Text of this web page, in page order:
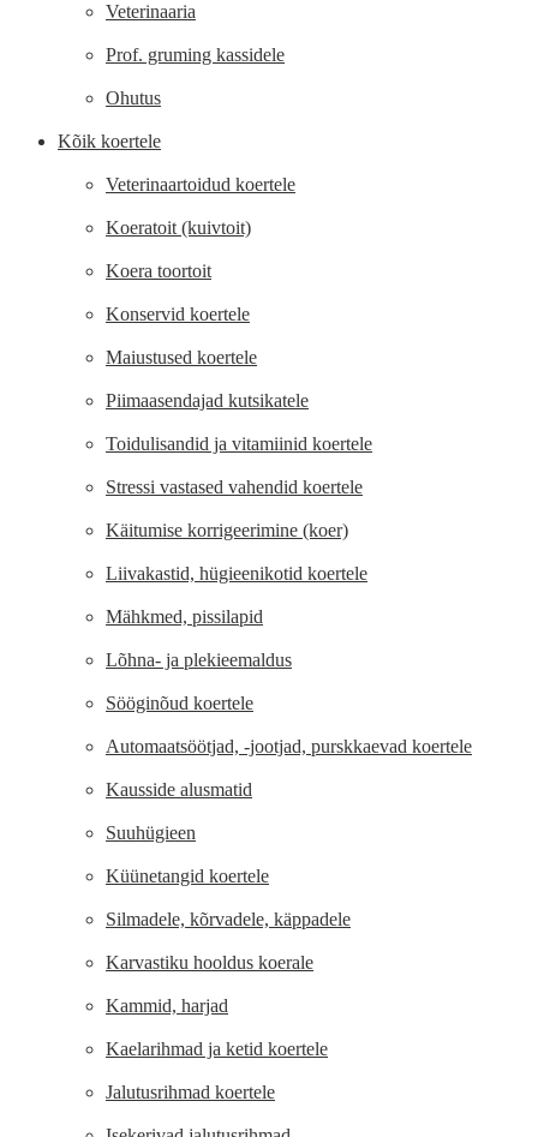
Veterinaaria
Prof. gruming kassidele
Ohutus
Kõik koertele
Veterinaartoidud koertele
Koeratoit (kuivtoit)
Koera toortoit
Konservid koertele
Maiustused koertele
Piimaasendajad kutsikatele
Toidulisandid ja vitamiinid koertele
Stressi vastased vahendid koertele
Käitumise korrigeerimine (koer)
Liivakastid, hügieenikotid koertele
Mähkmed, pissilapid
Lõhna- ja plekieemaldus
Sööginõud koertele
Automaatsöötjad, -jootjad, purskkaevad koertele
Kausside alusmatid
Suuhügieen
Küünetangid koertele
Silmadele, kõrvadele, käppadele
Karvastiku hooldus koerale
Kammid, harjad
Kaelarihmad ja ketid koertele
Jalutusrihmad koertele